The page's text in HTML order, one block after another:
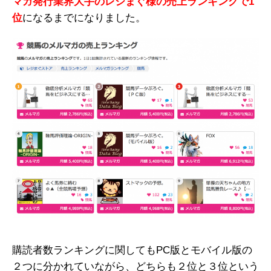
位になるまでになりました。
購読者数ランキングに関してもPC版とモバイル版の
２つに分かれていながら、どちらも２位と３位という